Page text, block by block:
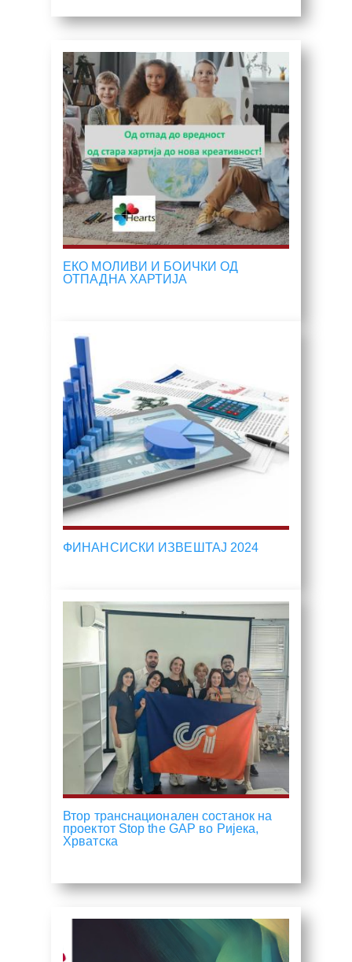
ЕКО МОЛИВИ И БОИЧКИ ОД
ОТПАДНА ХАРТИЈА
ФИНАНСИСКИ ИЗВЕШТАЈ 2024
Втор транснационален состанок на
проектот Stop the GAP во Ријека,
Хрватска